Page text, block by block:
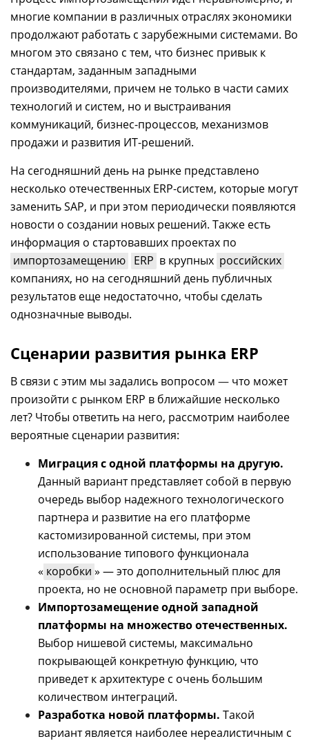
многие компании в различных отраслях экономики
продолжают работать с зарубежными системами. Во
многом это связано с тем, что бизнес привык к
стандартам, заданным западными
производителями, причем не только в части самих
технологий и систем, но и выстраивания
коммуникаций, бизнес-процессов, механизмов
продажи и развития ИТ-решений.
На сегодняшний день на рынке представлено
несколько отечественных ERP-систем, которые могут
заменить SAP, и при этом периодически появляются
новости о создании новых решений. Также есть
информация о стартовавших проектах по
импортозамещению ERP в крупных российских
компаниях, но на сегодняшний день публичных
результатов еще недостаточно, чтобы сделать
однозначные выводы.
Сценарии развития рынка ERP
В связи с этим мы задались вопросом — что может
произойти с рынком ERP в ближайшие несколько
лет? Чтобы ответить на него, рассмотрим наиболее
вероятные сценарии развития:
Миграция с одной платформы на другую.
Данный вариант представляет собой в первую
очередь выбор надежного технологического
партнера и развитие на его платформе
кастомизированной системы, при этом
использование типового функционала
« коробки » — это дополнительный плюс для
проекта, но не основной параметр при выборе.
Импортозамещение одной западной
платформы на множество отечественных.
Выбор нишевой системы, максимально
покрывающей конкретную функцию, что
приведет к архитектуре с очень большим
количеством интеграций.
Разработка новой платформы. Такой
вариант является наиболее нереалистичным с